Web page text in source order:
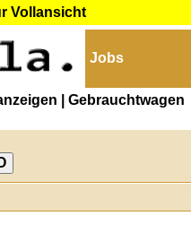
Vollansicht
Jobs
| Gebrauchtwagen